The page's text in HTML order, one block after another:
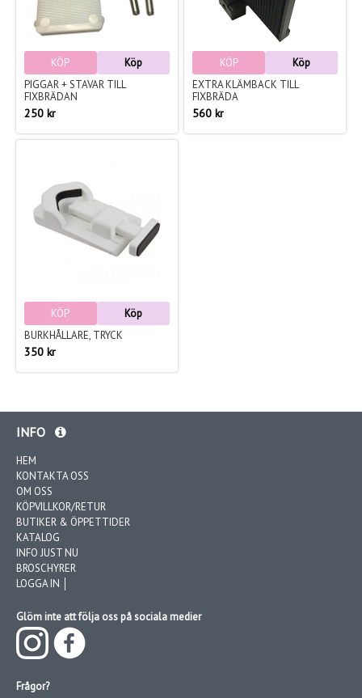
KÖP
Köp
PIGGAR + STAVAR TILL
FIXBRÄDAN
250 kr
KÖP
Köp
EXTRA KLÄMBACK TILL
FIXBRÄDA
560 kr
KÖP
Köp
BURKHÅLLARE, TRYCK
350 kr
INFO
HEM
KONTAKTA OSS
OM OSS
KÖPVILLKOR/RETUR
BUTIKER & ÖPPETTIDER
KATALOG
INFO JUST NU
BROSCHYRER
LOGGA IN │
Glöm inte att följa oss på sociala medier
Frågor?